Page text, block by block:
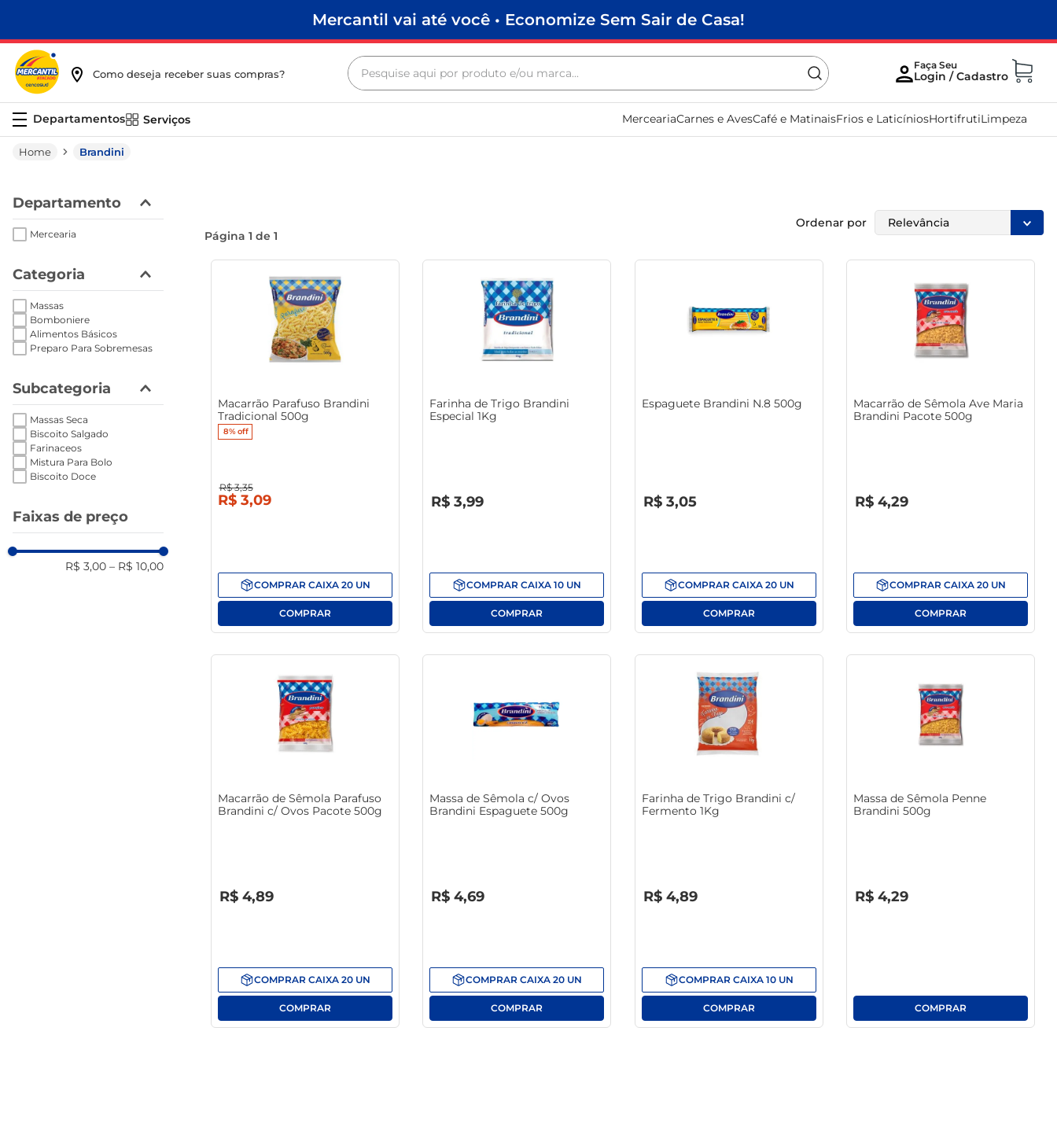
Mercantil vai até você • Economize Sem Sair de Casa!
Como deseja receber suas compras?
Pesquise aqui por produto e/ou marca...
Serviços MerceariaCarnes e AvesCafé e MatinaisFrios e LaticíniosHortifrutiLimpeza
Brandini
Departamento
Mercearia
Categoria
Massas
Bomboniere
Alimentos Básicos
Preparo Para Sobremesas
Subcategoria
Massas Seca
Biscoito Salgado
Farinaceos
Mistura Para Bolo
Biscoito Doce
Faixas de preço
R$ 3,00 – R$ 10,00
Página 1 de 1
Ordenar por Relevância
Macarrão Parafuso Brandini
Tradicional 500g
8%off
R$ 3,35
R$ 3,09
COMPRAR CAIXA 20 UN
Farinha de Trigo Brandini
Especial 1Kg
R$ 3,99
COMPRARCAIXA 10 UN
Espaguete Brandini N.8 500g
R$ 3,05
COMPRAR CAIXA 20 UN
Macarrão de Sêmola Ave Maria
Brandini Pacote 500g
R$ 4,29
COMPRARCAIXA 20 UN
Macarrão de Sêmola Parafuso
Brandini c/ Ovos Pacote 500g
R$ 4,89
COMPRAR CAIXA 20 UN
Massa de Sêmola c/ Ovos
Brandini Espaguete 500g
R$ 4,69
COMPRARCAIXA 20 UN
Farinha de Trigo Brandini c/
Fermento 1Kg
R$ 4,89
COMPRAR CAIXA 10 UN
Massa de Sêmola Penne
Brandini 500g
R$ 4,29
leite pó